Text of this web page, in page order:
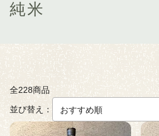
純米
全228商品
並び替え：